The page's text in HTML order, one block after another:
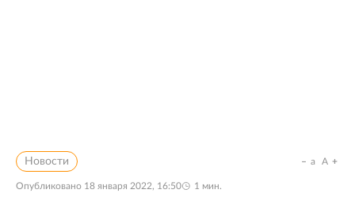
Новости
Опубликовано 18 января 2022, 16:50 1 мин.
a A